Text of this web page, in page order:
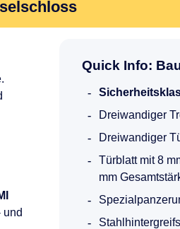
und
Quick Info:
Dreiwandiger
Dreiwandiger
Türblatt mit 8
mm